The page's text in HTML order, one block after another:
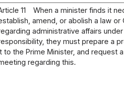
11
When a minister finds it
amend, or abolish a law or
administrative affairs
they must prepare a
to the Prime Minister, and request
regarding this.